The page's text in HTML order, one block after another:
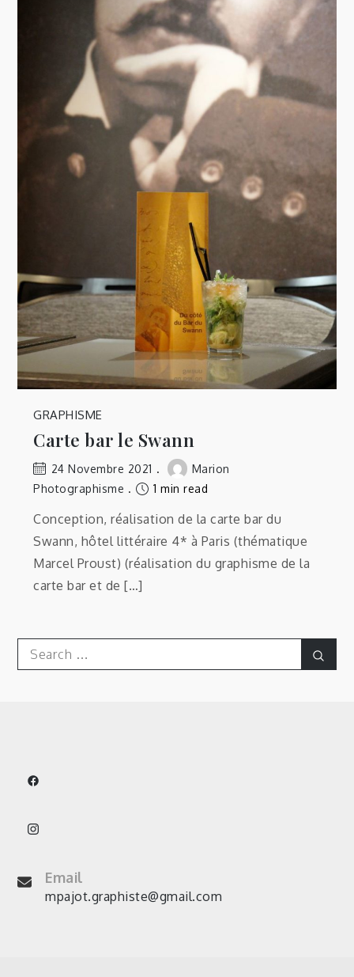
GRAPHISME
Carte bar le Swann
24 Novembre 2021
Marion
Photographisme
1 min read
Conception, réalisation de la carte bar du
Swann, hôtel littéraire 4* à Paris (thématique
Marcel Proust) (réalisation du graphisme de la
carte bar et de […]
Search
for:
Email
mpajot.graphiste@gmail.com